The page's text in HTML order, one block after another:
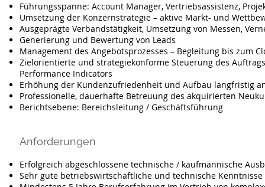
Führungsspanne: Account Manager, Vertriebsassistenz,
Umsetzung der Konzernstrategie – aktive Markt- und
Ausgeprägte Verbandstätigkeit, Umsetzung von Messen,
Generierung und Bewertung von Leads
Management des Angebotsprozesses – Begleitung bis zum
Zielorientierte und strategiekonforme Steuerung des
Performance Indicators
Erhöhung der Kundenzufriedenheit und Aufbau langfristig
Professionelle, dauerhafte Betreuung des akquirierten
Berichtsebene: Bereichsleitung / Geschäftsführung
Anforderungen
Erfolgreich abgeschlossene technische / kaufmännische
Sehr gute betriebswirtschaftliche und technische Kenntnisse